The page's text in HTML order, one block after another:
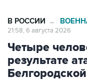
В РОССИИ →
21:58, 6 августа 2026
Четыре
результате